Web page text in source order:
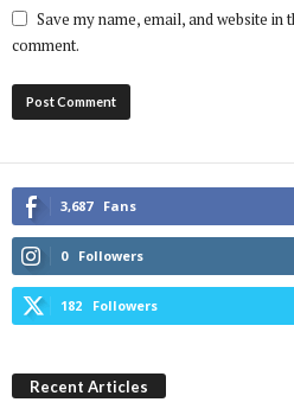
Save my name, email, and website
comment.
3,687 Fans
0 Followers
182 Followers
Recent Articles